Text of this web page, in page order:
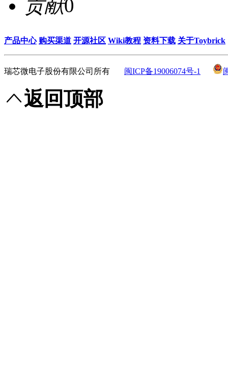
贡献0
产品中心 购买渠道 开源社区 Wiki教程 资料下载 关于Toybrick
瑞芯微电子股份有限公司所有 闽ICP备19006074号-1
返回顶部